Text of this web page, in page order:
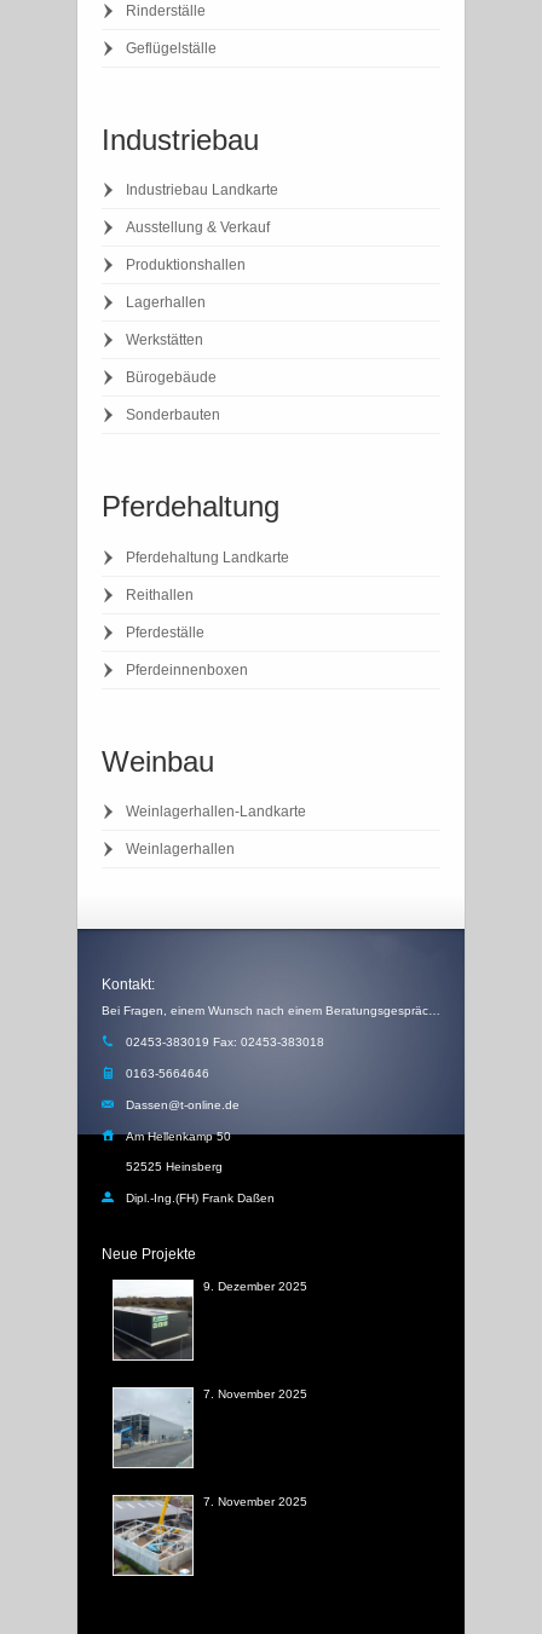
Rinderställe
Geflügelställe
Industriebau
Industriebau Landkarte
Ausstellung & Verkauf
Produktionshallen
Lagerhallen
Werkstätten
Bürogebäude
Sonderbauten
Pferdehaltung
Pferdehaltung Landkarte
Reithallen
Pferdeställe
Pferdeinnenboxen
Weinbau
Weinlagerhallen-Landkarte
Weinlagerhallen
Kontakt:
02453-383019 Fax: 02453-383018
0163-5664646
Dassen@t-online.de
Am Hellenkamp 50
52525 Heinsberg
Dipl.-Ing.(FH) Frank Daßen
Neue Projekte
9. Dezember 2025
7. November 2025
7. November 2025